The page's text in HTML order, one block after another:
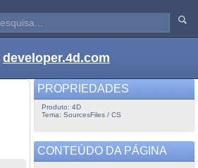
developer.4d.com
PROPRIEDADES
Produto: 4D
Tema: SourcesFiles / CS
CONTEÚDO DA PÁGINA